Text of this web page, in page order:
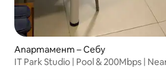
Апартамент – Себу
IT Park Studio | Pool & 200Mbps |